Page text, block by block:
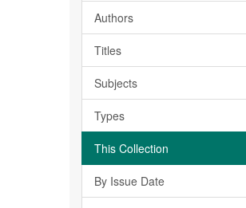
Authors
Titles
Subjects
Types
This Collection
By Issue Date